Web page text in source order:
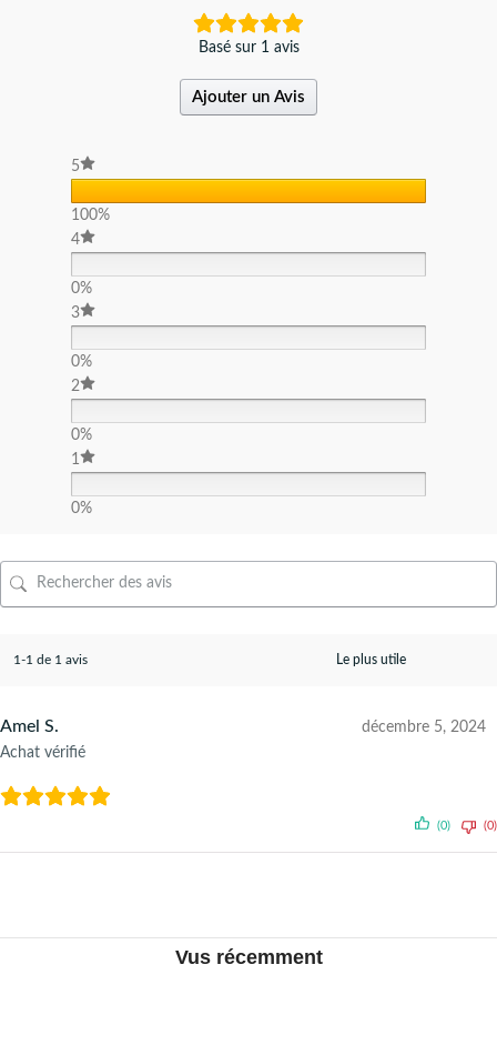
Basé sur 1 avis
Ajouter un Avis
5
100%
4
0%
3
0%
2
0%
1
0%
1-1 de 1 avis
Amel S.
Achat vérifié
décembre 5, 2024
(0) (0)
Vus récemment